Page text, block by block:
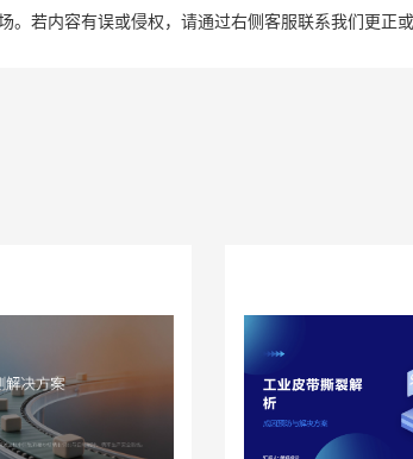
若内容有误或侵权，请通过右侧客服联系我们更正